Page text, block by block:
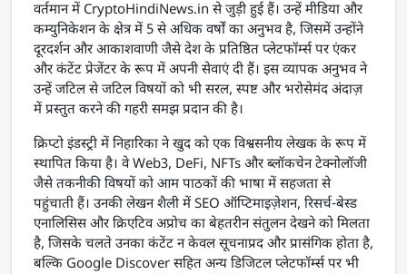
वर्तमान में CryptoHindiNews.in से जुड़ी हुई हैं। उन्हें मीडिया और
कम्युनिकेशन के क्षेत्र में 5 से अधिक वर्षों का अनुभव है, जिसमें उन्होंने
दूरदर्शन और आकाशवाणी जैसे देश के प्रतिष्ठित प्लेटफॉर्म्स पर एंकर
और कंटेंट प्रेजेंटर के रूप में अपनी सेवाएं दी हैं। इस व्यापक अनुभव ने
उन्हें जटिल से जटिल विषयों को भी सरल, स्पष्ट और भरोसेमंद अंदाज़
में प्रस्तुत करने की गहरी समझ प्रदान की है।
क्रिप्टो इंडस्ट्री में निहारिका ने खुद को एक विश्वसनीय लेखक के रूप में
स्थापित किया है। वे Web3, DeFi, NFTs और ब्लॉकचेन टेक्नोलॉजी
जैसे तकनीकी विषयों को आम पाठकों की भाषा में सहजता से
पहुंचाती हैं। उनकी लेखन शैली में SEO ऑप्टिमाइज़ेशन, रिसर्च-बेस्ड
एनालिसिस और क्रिएटिव अप्रोच का बेहतरीन संतुलन देखने को मिलता
है, जिसके चलते उनका कंटेंट न केवल सूचनाप्रद और प्रासंगिक होता है,
बल्कि Google Discover सहित अन्य डिजिटल प्लेटफॉर्म्स पर भी